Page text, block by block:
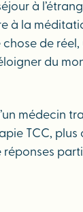
à
à la
de
du
médecin
TCC,